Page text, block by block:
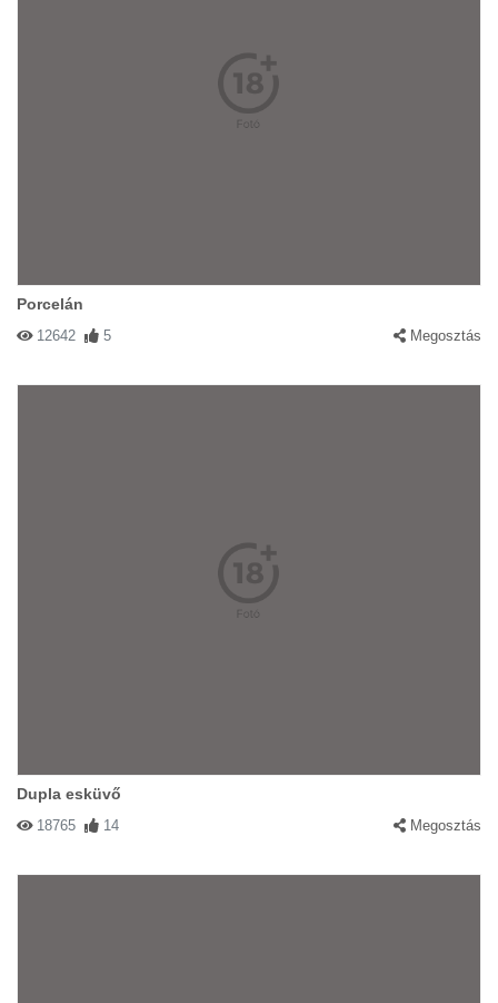
Porcelán
12642 5 Megosztás
Dupla esküvő
18765 14 Megosztás